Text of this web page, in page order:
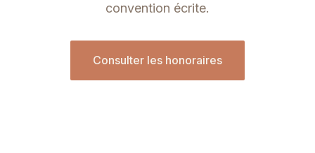
convention écrite.
Consulter les honoraires